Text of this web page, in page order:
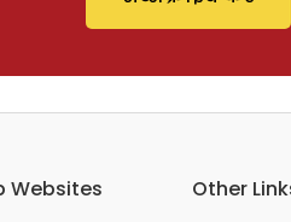
Websites
Other